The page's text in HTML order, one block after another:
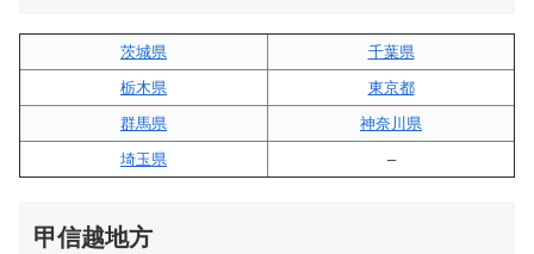
茨城県
千葉県
栃木県
東京都
群馬県
神奈川県
埼玉県
–
甲信越地方